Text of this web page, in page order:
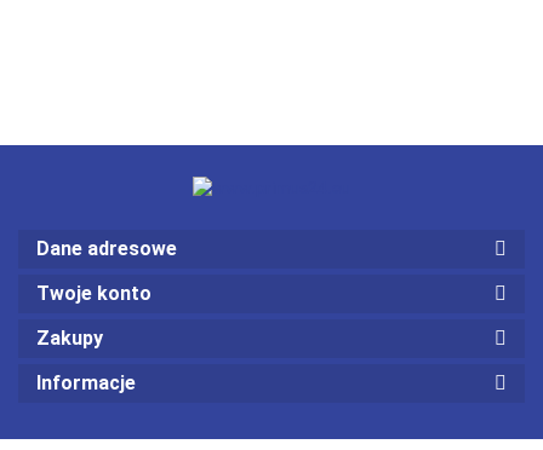
Dane adresowe
Twoje konto
Zakupy
Informacje